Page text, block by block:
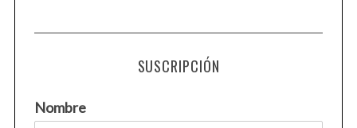
SUSCRIPCIÓN
Nombre